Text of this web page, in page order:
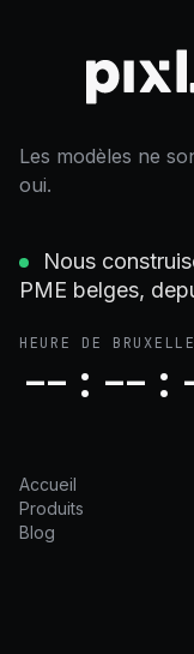
Les modèles ne
oui.
Nous
PME belges,
HEURE DE
--:--
Accueil
Produits
Blog